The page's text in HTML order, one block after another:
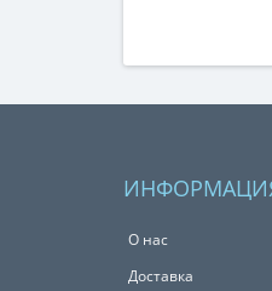
О нас
Доставка